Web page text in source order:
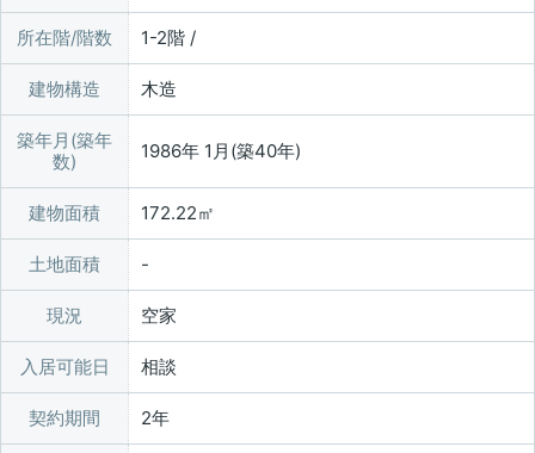
所在階/階数 1-2階 /
建物構造 木造
築年月(築年
数)
1986年 1月(築40年)
建物面積 172.22㎡
土地面積
現況 空家
入居可能日 相談
契約期間 2年